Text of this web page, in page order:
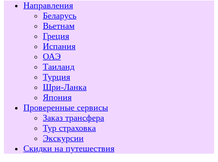
Направления
Беларусь
Вьетнам
Греция
Испания
ОАЭ
Таиланд
Турция
Шри-Ланка
Япония
Проверенные сервисы
Заказ трансфера
Тур страховка
Экскурсии
Скидки на путешествия